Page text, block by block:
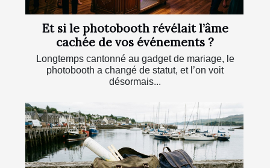
Et si le photobooth révélait l’âme
cachée de vos événements ?
Longtemps cantonné au gadget de mariage, le
photobooth a changé de statut, et l’on voit
désormais...